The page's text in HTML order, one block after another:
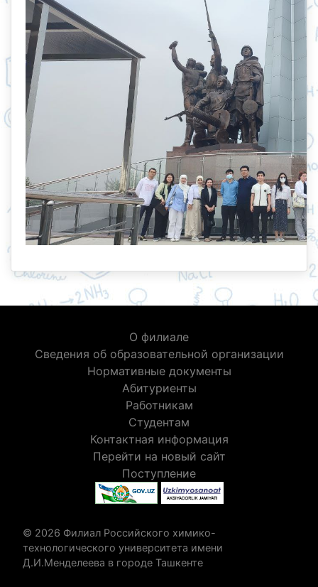
О филиале
Сведения об образовательной организации
Нормативные документы
Абитуриенты
Работникам
Студентам
Контактная информация
Перейти на новый сайт
Поступление
© 2026 Филиал Российского химико-
технологического университета имени
Д.И.Менделеева в городе Ташкенте